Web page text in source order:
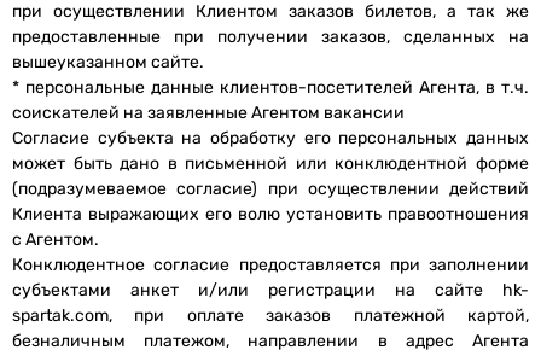
при осуществлении Клиентом заказов билетов, а так же
предоставленные при получении заказов, сделанных на
вышеуказанном сайте.
* персональные данные клиентов-посетителей Агента, в т.ч.
соискателей на заявленные Агентом вакансии
Согласие субъекта на обработку его персональных данных
может быть дано в письменной или конклюдентной форме
(подразумеваемое согласие) при осуществлении действий
Клиента выражающих его волю установить правоотношения
с Агентом.
Конклюдентное согласие предоставляется при заполнении
субъектами анкет и/или регистрации на сайте hk-
spartak.com, при оплате заказов платежной картой,
безналичным платежом, направлении в адрес Агента